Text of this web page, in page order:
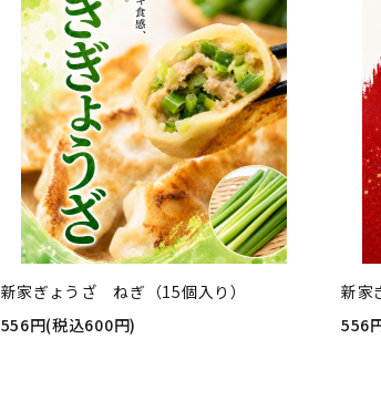
新家ぎょうざ ねぎ（15個入り）
556円(税込600円)
新家
556